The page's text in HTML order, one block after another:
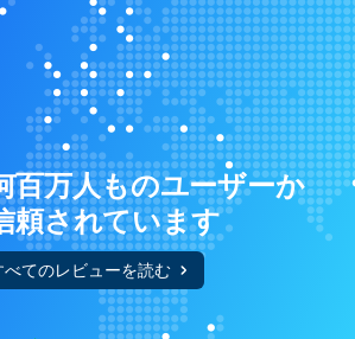
百万人ものユーザーか
頼されています
べてのレビューを読む